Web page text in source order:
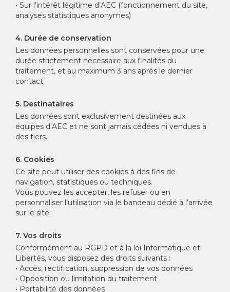
• Sur l’intérêt légitime d’AEC (fonctionnement du site,
analyses statistiques anonymes)
4. Durée de conservation
Les données personnelles sont conservées pour une
durée strictement nécessaire aux finalités du
traitement, et au maximum 3 ans après le dernier
contact.
5. Destinataires
Les données sont exclusivement destinées aux
équipes d’AEC et ne sont jamais cédées ni vendues à
des tiers.
6. Cookies
Ce site peut utiliser des cookies à des fins de
navigation, statistiques ou techniques.
Vous pouvez les accepter, les refuser ou en
personnaliser l’utilisation via le bandeau dédié à l’arrivée
sur le site.
7. Vos droits
Conformément au RGPD et à la loi Informatique et
Libertés, vous disposez des droits suivants :
• Accès, rectification, suppression de vos données
• Opposition ou limitation du traitement
• Portabilité des données